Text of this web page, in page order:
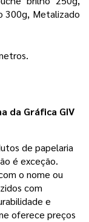
300g, Metalizado
da Gráfica GIV
de papelaria
é exceção.
o nome ou
com
e
oferece preços